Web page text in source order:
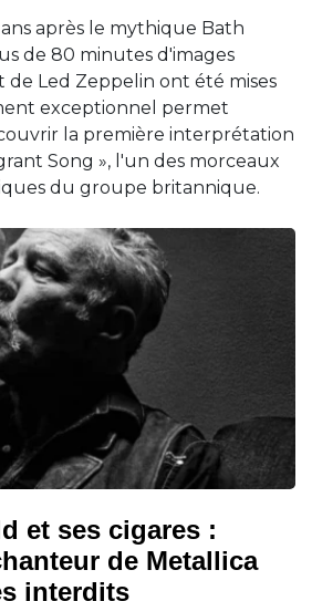
après le mythique Bath
de 80 minutes d'images
Led Zeppelin ont été mises
exceptionnel permet
la première interprétation
Song », l'un des morceaux
du groupe britannique.
et ses cigares :
de Metallica
interdits